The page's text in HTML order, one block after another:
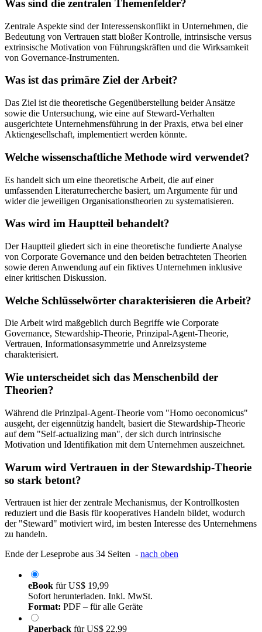
Was sind die zentralen Themenfelder?
Zentrale Aspekte sind der Interessenskonflikt in Unternehmen, die
Bedeutung von Vertrauen statt bloßer Kontrolle, intrinsische versus
extrinsische Motivation von Führungskräften und die Wirksamkeit
von Governance-Instrumenten.
Was ist das primäre Ziel der Arbeit?
Das Ziel ist die theoretische Gegenüberstellung beider Ansätze
sowie die Untersuchung, wie eine auf Steward-Verhalten
ausgerichtete Unternehmensführung in der Praxis, etwa bei einer
Aktiengesellschaft, implementiert werden könnte.
Welche wissenschaftliche Methode wird verwendet?
Es handelt sich um eine theoretische Arbeit, die auf einer
umfassenden Literaturrecherche basiert, um Argumente für und
wider die jeweiligen Organisationstheorien zu systematisieren.
Was wird im Hauptteil behandelt?
Der Hauptteil gliedert sich in eine theoretische fundierte Analyse
von Corporate Governance und den beiden betrachteten Theorien
sowie deren Anwendung auf ein fiktives Unternehmen inklusive
einer kritischen Diskussion.
Welche Schlüsselwörter charakterisieren die Arbeit?
Die Arbeit wird maßgeblich durch Begriffe wie Corporate
Governance, Stewardship-Theorie, Prinzipal-Agent-Theorie,
Vertrauen, Informationsasymmetrie und Anreizsysteme
charakterisiert.
Wie unterscheidet sich das Menschenbild der
Theorien?
Während die Prinzipal-Agent-Theorie vom "Homo oeconomicus"
ausgeht, der eigennützig handelt, basiert die Stewardship-Theorie
auf dem "Self-actualizing man", der sich durch intrinsische
Motivation und Identifikation mit dem Unternehmen auszeichnet.
Warum wird Vertrauen in der Stewardship-Theorie
so stark betont?
Vertrauen ist hier der zentrale Mechanismus, der Kontrollkosten
reduziert und die Basis für kooperatives Handeln bildet, wodurch
der "Steward" motiviert wird, im besten Interesse des Unternehmens
zu handeln.
Ende der Leseprobe aus 34 Seiten - nach oben
eBook fürUS$ 19,99
Sofort herunterladen. Inkl. MwSt.
Format: PDF – für alle Geräte
Paperback fürUS$ 22,99